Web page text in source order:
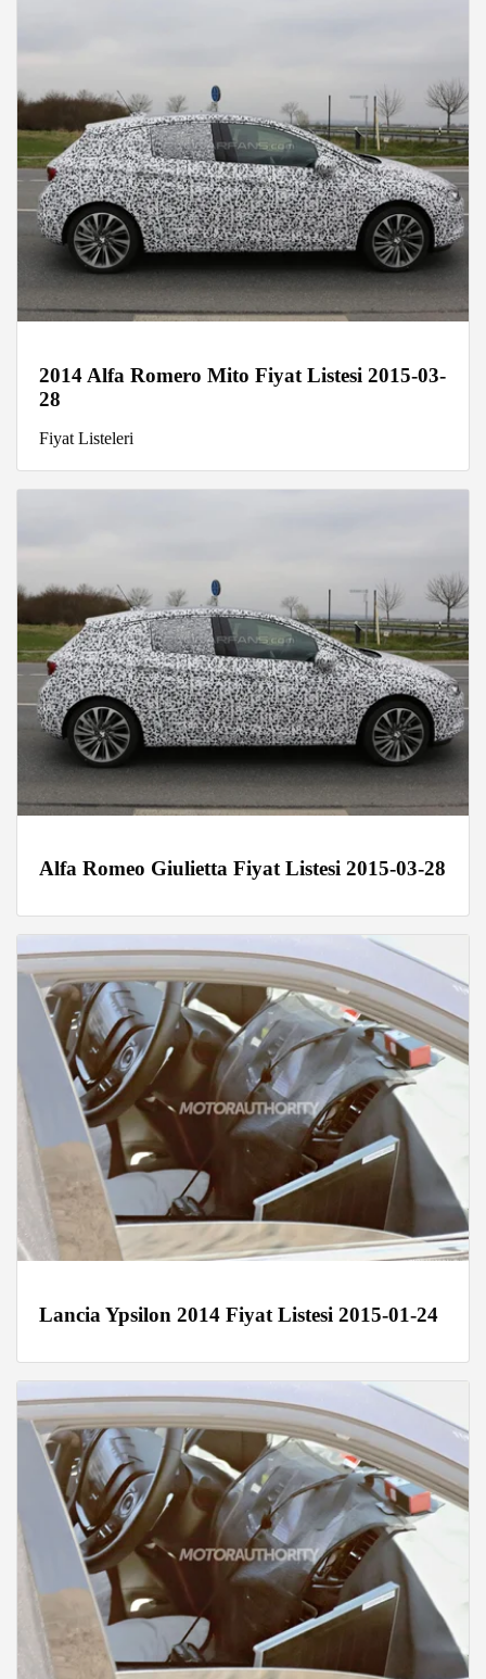
2014 Alfa Romero Mito Fiyat Listesi 2015-03-
28
Fiyat Listeleri
Alfa Romeo Giulietta Fiyat Listesi 2015-03-28
Lancia Ypsilon 2014 Fiyat Listesi 2015-01-24